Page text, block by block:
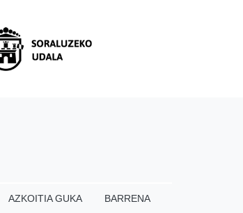
AZKOITIA GUKA
BARRENA